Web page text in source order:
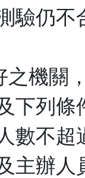
驗仍不
之機關
下列條
數不超
主辦人